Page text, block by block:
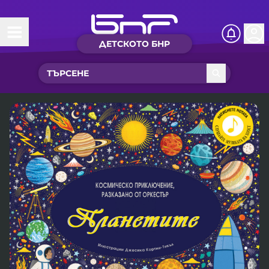
ДЕТСКОТО БНР
Начало
Какво ново?
Рубрики с вълшебства
Детско радио
Чуйте
Новините на детски език
Приказки
Песнички
Искри
Интересен архив
Нашите гости